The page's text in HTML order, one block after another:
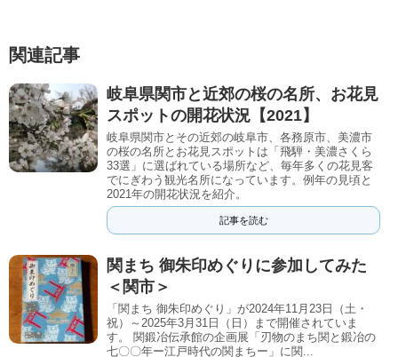
関連記事
岐阜県関市と近郊の桜の名所、お花見
スポットの開花状況【2021】
岐阜県関市とその近郊の岐阜市、各務原市、美濃市
の桜の名所とお花見スポットは「飛騨・美濃さくら
33選」に選ばれている場所など、毎年多くの花見客
でにぎわう観光名所になっています。例年の見頃と
2021年の開花状況を紹介。
記事を読む
関まち 御朱印めぐりに参加してみた
＜関市＞
「関まち 御朱印めぐり」が2024年11月23日（土・
祝）～2025年3月31日（日）まで開催されていま
す。 関鍛冶伝承館の企画展「刃物のまち関と鍛冶の
七〇〇年ー江戸時代の関まちー」に関...